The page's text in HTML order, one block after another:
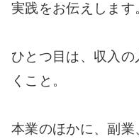
実践をお伝えします
ひとつ目は、収入
くこと。
本業のほかに、副